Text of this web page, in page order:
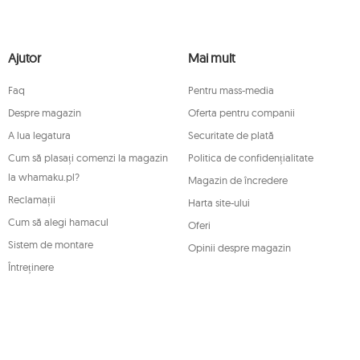
la o autoritate de supraveghere
în orice moment, consimțământul
dintre drepturile menționate mai sus,
ODO
Ajutor
Faq
Despre magazin
A lua legatura
Cum să plasați comenzi la magazin
la whamaku.pl?
Reclamații
Cum să alegi hamacul
Sistem de montare
Întreținere
Mai mult
Pentru mass-media
Oferta pentru companii
Securitate de plată
Politica de confidențialitate
Magazin de încredere
Harta site-ului
Oferi
Opinii despre magazin